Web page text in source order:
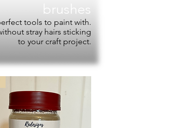
brushes
tools to paint with.
stray hairs sticking
to your craft project.